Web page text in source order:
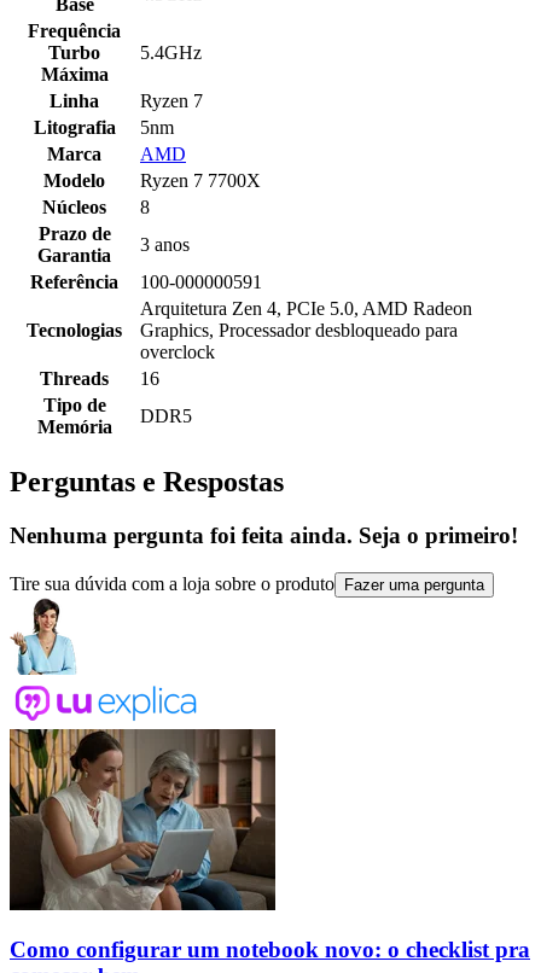
Base
Frequência
Turbo
Máxima
5.4GHz
Linha
Ryzen 7
Litografia
5nm
Marca
AMD
Modelo
Ryzen 7 7700X
Núcleos
8
Prazo de
Garantia
3 anos
Referência
100-000000591
Tecnologias
Arquitetura Zen 4, PCIe 5.0, AMD Radeon
Graphics, Processador desbloqueado para
overclock
Threads
16
Tipo de
Memória
DDR5
Perguntas e Respostas
Nenhuma pergunta foi feita ainda. Seja o primeiro!
Tire sua dúvida com a loja sobre o produto Fazer uma pergunta
Como configurar um notebook novo: o checklist pra